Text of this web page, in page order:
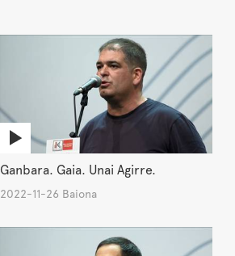
Ganbara. Gaia. Unai Agirre.
2022-11-26 Baiona